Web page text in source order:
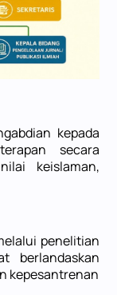
kepada
secara
keislaman,
penelitian
berlandaskan
kepesantrenan